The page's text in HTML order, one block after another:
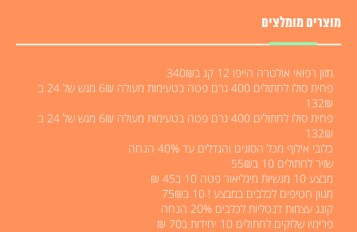
מוצרים מומלצים
מזון רפואי אולטרה הייפו 12 קג ב340₪
פחית סולו לחתולים 400 גרם פטה בטעימות מעולה 6₪ מגש של 24 ב
132₪
פחית סולו לחתולים 400 גרם פטה בטעימות מעולה 6₪ מגש של 24 ב
132₪
כלובי אילוף מכל הסוגים והגדלים עד 40% הנחה
שזיר לחתולים 10 ב55₪
מבצע 10 מגשיות מיגליאור פטה 10 ב45 ₪
מגוון חטיפים לכלבים במבצע ! 10 ב75₪
קונג עצמות דנטליות לכלבים 20% הנחה
פרימיו שלוקים לחתולים 10 יחידות ב70 ₪